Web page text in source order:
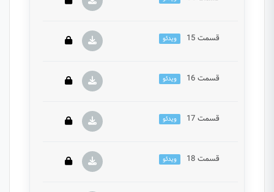
این بخش خصوصی می باشد. برای دسترسی کامل به
قسمت 15 ویدئو
این بخش خصوصی می باشد. برای دسترسی کامل به
قسمت 16 ویدئو
این بخش خصوصی می باشد. برای دسترسی کامل به
قسمت 17 ویدئو
این بخش خصوصی می باشد. برای دسترسی کامل به
قسمت 18 ویدئو